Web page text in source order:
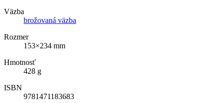
Väzba
brožovaná väzba
Rozmer
153×234 mm
Hmotnosť
428 g
ISBN
9781471183683